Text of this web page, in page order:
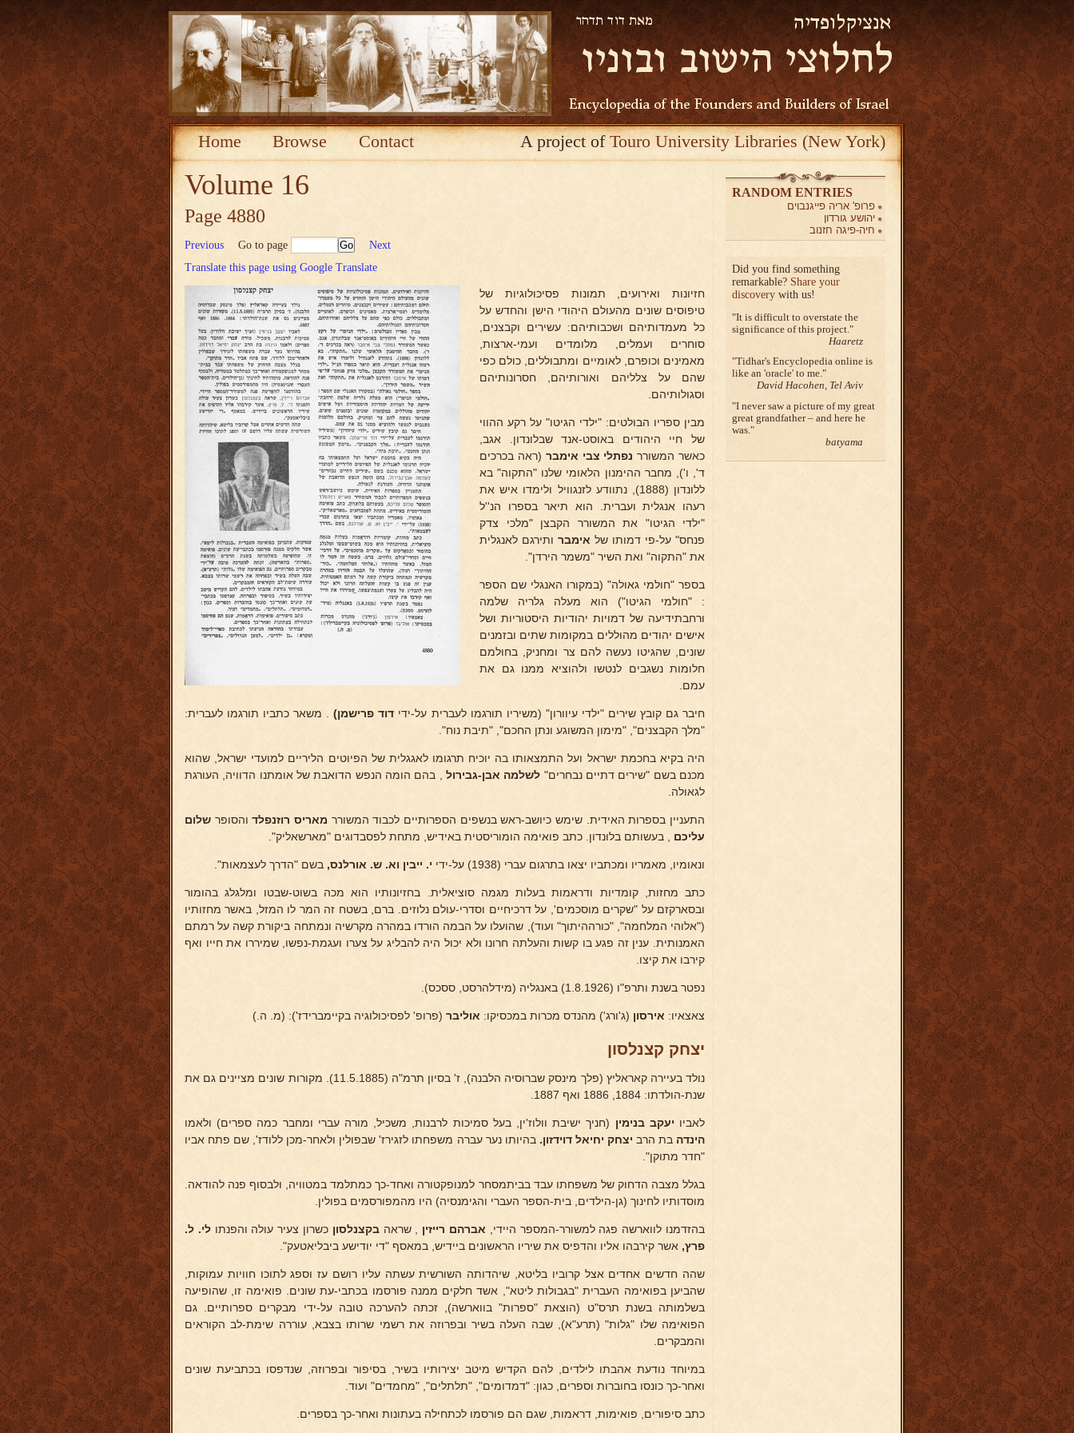
Home Browse Contact A project ofTouro University Libraries (New York)
Volume 16
Page 4880
Previous Go to page
Next
Translate this page using Google Translate
חזיונות ואירועים, תמונות פסיכולוגיות של
טיפוסים שונים מהעולם היהודי הישן והחדש על
כל מעמדותיהם ושכבותיהם: עשירים וקבצנים,
סוחרים ועמלים, מלומדים ועמי-ארצות,
מאמינים וכופרם, לאומיים ומתבוללים, כולם כפי
שהם על צלליהם ואורותיהם, חסרונותיהם
וסגולותיהם.
מבין ספריו הבולטים: "ילדי הגיטו" על רקע ההווי
של חיי היהודים באוסט-אנד שבלונדון. אגב,
כאשר המשוררנפתלי צבי אימבר (ראה בכרכים
ד', ו'), מחבר ההימנון הלאומי שלנו "התקוה" בא
ללונדון (1888), נתוודע לזנגוויל ולימדו איש את
רעהו אנגלית ועברית. הוא תיאר בספרו הנ''ל
"ילדי הגיטו" את המשורר הקבצן "מלכי צדק
פנחס" על-פי דמותו של אימבר ותירגם לאנגלית
את "התקוה" ואת השיר "משמר הירדן".
בספר "חולמי גאולה" (במקורו האנגלי שם הספר
: "חולמי הגיטו") הוא מעלה גלריה שלמה
ורחבתידיעה של דמויות יהודיות היסטוריות ושל
אישים יהודים מהוללים במקומות שתים ובזמנים
שונים, שהגיטו נעשה להם צר ומחניק, בחולמם
חלומות נשגבים לנטשו ולהוציא ממנו גם את
עמם.
חיבר גם קובץ שירים "ילדי עיוורון" (משיריו תורגמו לעברית על-ידי דוד פרישמן). משאר כתביו תורגמו לעברית:
"מלך הקבצנים", "מימון המשוגע ונתן החכם", "תיבת נוח".
היה בקיא בחכמת ישראל ועל התמצאותו בה יוכיח תרגומו לאגגלית של הפיוטים הליריים למועדי ישראל, שהוא
מכנם בשם "שירים דתיים נבחרים" לשלמה אבן-גבירול , בהם הומה הנפש הדואבת של אומתנו הדוויה, העורגת
לגאולה.
התעניין בספרות האידית. שימש כיושב-ראש בנשפים הספרותיים לכבוד המשורר מאריס רוזנפלדוהסופר שלום
עליכם , בעשותם בלונדון. כתב פואימה הומוריסטית באידיש, מתחת לפסבדוגים "מארשאליק".
ונאומיו, מאמריו ומכתביו יצאו בתרגום עברי (1938) על-ידי י. ייבין וא. ש. אורלנס, בשם "הדרך לעצמאות".
כתב מחזות, קומדיות ודראמות בעלות מגמה סוציאלית. בחזיונותיו הוא מכה בשוט-שבטו ומלגלג בהומור
ובסארקזם על "שקרים מוסכמים', על דרכיחיים וסדרי-עולם נלוזים. ברם, בשטח זה המר לו המזל, באשר מחזותיו
("אלוהי המלחמה", "כורההיתוך" ועוד), שהועלו על הבמה הורדו במהרה מקרשיה ונמתחה ביקורת קשה על רמתם
האמנותית. ענין זה פגע בו קשות והעלתה חרונו ולא יכול היה להבליג על צערו ועגמת-נפשו, שמיררו את חייו ואף
קירבו את קיצו.
נפטר בשנת ותרפ"ו (1.8.1926) באנגליה (מידלהרסט, ססכס).
צאצאיו: אירסון (ג'ורג') מהנדס מכרות במכסיקו: אוליבר (פרופ' לפסיכולוגיה בקיימברידז'): (מ. ה.)
יצחק קצנלסון
נולד בעיירה קאראליץ (פלך מינסק שברוסיה הלבנה), ז' בסיון תרמ"ה (11.5.1885). מקורות שונים מציינים גם את
שנת-הולדתו: 1884, 1886 ואף 1887.
לאביו יעקב בנימין (חניך ישיבת וולוז'ין, בעל סמיכות לרבנות, משכיל, מורה עברי ומחבר כמה ספרים) ולאמו
הינדה בת הרב יצחק יחיאל דוידזון. בהיותו נער עברה משפחתו לזגירז' שבפולין ולאחר-מכן ללודז', שם פתח אביו
"חדר מתוקן".
בגלל מצבה הדחוק של משפחתו עבד בביתמסחר למנופקטורה ואחד-כך כמתלמד במטוויה, ולבסוף פנה להודאה.
מוסדותיו לחינוך (גן-הילדים, בית-הספר העברי והגימנסיה) היו מהמפורסמים בפולין.
בהזדמנו לווארשה פגה למשורר-המספר היידי, אברהם רייזין , שראהבקצנלסון כשרון צעיר עולה והפנתו לי. ל.
פרץ, אשר קירבהו אליו והדפיס את שיריו הראשונים ביידיש, במאסף "די יודישע ביבליאטעק".
שהה חדשים אחדים אצל קרוביו בליטא, שיהדותה השורשית עשתה עליו רושם עז וספג לתוכו חוויות עמוקות,
שהביען בפואימה העברית "בגבולות ליטא", אשד חלקים ממנה פורסמו בכתבי-עת שונים. פואימה זו, שהופיעה
בשלמותה בשנת תרס"ט (הוצאת "ספרות" בווארשה), זכתה להערכה טובה על-ידי מבקרים ספרותיים. גם
הפואימה שלו "גלות" (תרע"א), שבה העלה בשיר ובפרוזה את רשמי שרותו בצבא, עוררה שימת-לב הקוראים
והמבקרים.
במיוחד נודעת אהבתו לילדים, להם הקדיש מיטב יצירותיו בשיר, בסיפור ובפרוזה, שנדפסו בכתביעת שונים
ואחר-כך כונסו בחוברות וספרים, כגון: "דמדומים", "תלתלים", "מחמדים" ועוד.
כתב סיפורים, פואימות, דראמות, שגם הם פורסמו לכתחילה בעתונות ואחר-כך בספרים.
RANDOM ENTRIES
פרופ' אריה פייגנבוים
יהושע גורדון
חיה-פיגה חזנוב
Did you find something
remarkable? Share your
discovery with us!
It is difficult to overstate the
significance of this project.
Haaretz
Tidhar's Encyclopedia online is
like an 'oracle' to me.
David Hacohen, Tel Aviv
I never saw a picture of my great
great grandfather – and here he
was.
batyama